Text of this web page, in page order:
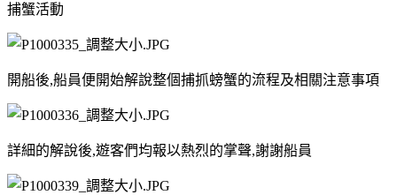
捕蟹活動
開船後,船員便開始解說整個捕抓螃蟹的流程及相關注意事項
詳細的解說後,遊客們均報以熱烈的掌聲,謝謝船員